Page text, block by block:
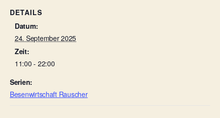
DETAILS
Datum:
24. September 2025
Zeit:
11:00 - 22:00
Serien:
Besenwirtschaft Rauscher